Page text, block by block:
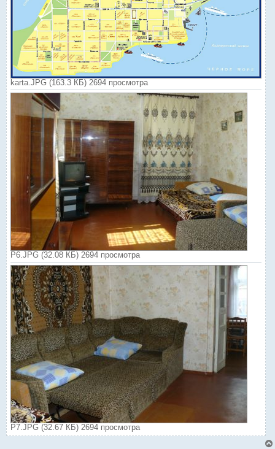
karta.JPG (163.3 КБ) 2694 просмотра
P6.JPG (32.08 КБ) 2694 просмотра
P7.JPG (32.67 КБ) 2694 просмотра